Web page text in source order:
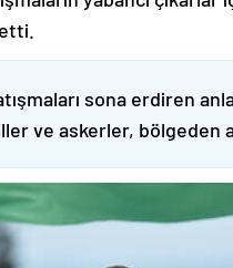
sona erdiren
ve askerler, bölgeden